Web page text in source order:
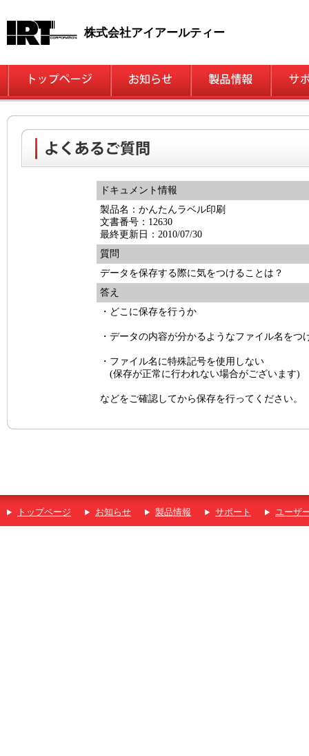
株式会社アイアールティー
ドキュメント情報
製品名：かんたんラベル印刷
文書番号：12630
最終更新日：2010/07/30
質問
データを保存する際に気をつけることは？
答え
・どこに保存を行うか
・データの内容が分かるようなファイル名をつ
・ファイル名に特殊記号を使用しない
(保存が正常に行われない場合がございます)
などをご確認してから保存を行ってください。
トップページ お知らせ 製品情報 サポート ユーザ